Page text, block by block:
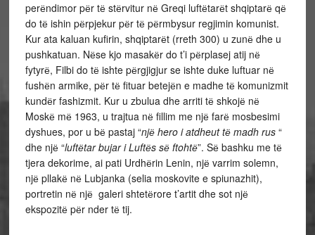
perёndimor pёr tё stёrvitur nё Greqi luftёtarёt shqiptarё qё
do tё ishin pёrpjekur pёr tё pёrmbysur regjimin komunist.
Kur ata kaluan kufirin, shqiptarёt (rreth 300) u zunё dhe u
pushkatuan. Nёse kjo masakёr do t’i pёrplasej atij nё
fytyrё, Filbi do tё ishte pёrgjigjur se ishte duke luftuar nё
fushёn armike, pёr tё fituar betejёn e madhe tё komunizmit
kundёr fashizmit. Kur u zbulua dhe arriti tё shkojё nё
Moskё mё 1963, u trajtua nё fillim me njё farё mosbesimi
dyshues, por u bё pastaj “njё hero i atdheut tё madh rus “
dhe njё “luftёtar bujar i Luftёs sё ftohtё”. Sё bashku me tё
tjera dekorime, ai pati Urdhёrin Lenin, njё varrim solemn,
njё pllakё nё Lubjanka (selia moskovite e spiunazhit),
portretin nё njё galeri shtetёrore t’artit dhe sot njё
ekspozitё pёr nder tё tij.